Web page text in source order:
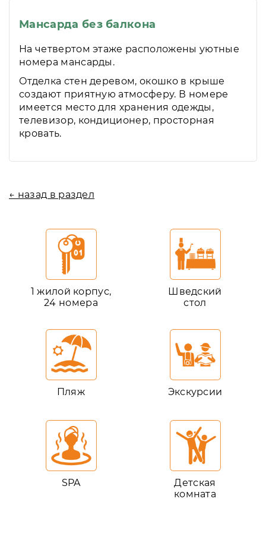
Мансарда без балкона
На четвертом этаже расположены уютные
номера мансарды.
Отделка стен деревом, окошко в крыше
создают приятную атмосферу. В номере
имеется место для хранения одежды,
телевизор, кондиционер, просторная
кровать.
← назад в раздел
1 жилой корпус,
24 номера
Шведский
стол
Пляж Экскурсии
SPA
Детская
комната